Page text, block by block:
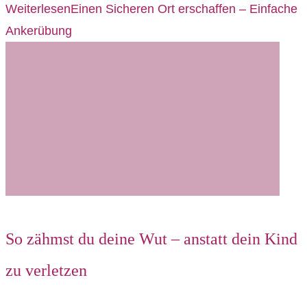
WeiterlesenEinen Sicheren Ort erschaffen – Einfache
Ankerübung
So zähmst du deine Wut – anstatt dein Kind
zu verletzen